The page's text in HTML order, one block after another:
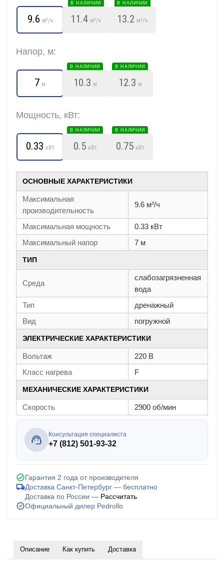
9.6 м³/ч 11.4
В НАЛИЧИИ
м³/ч 13.2
В НАЛИЧИИ
м³/ч
Напор, м:
7 м 10.3
В НАЛИЧИИ
м 12.3
В НАЛИЧИИ
м
Мощность, кВт:
0.33 кВт 0.5
В НАЛИЧИИ
кВт 0.75
В НАЛИЧИИ
кВт
ОСНОВНЫЕ ХАРАКТЕРИСТИКИ
Максимальная
производительность
9.6 м³/ч
Максимальная мощность
0.33 кВт
Максимальный напор
7 м
ТИП
Среда
слабозагрязненная
вода
Тип
дренажный
Вид
погружной
ЭЛЕКТРИЧЕСКИЕ ХАРАКТЕРИСТИКИ
Вольтаж
220 В
Класс нагрева
F
МЕХАНИЧЕСКИЕ ХАРАКТЕРИСТИКИ
Скорость 2900 об/мин
Консультация специалиста
+7 (812) 501-93-32
Гарантия 2 года от производителя
Доставка Санкт-Петербург — бесплатно
Доставка по России — Рассчитать
Официальный дилер Pedrollo
Описание Как купить Доставка